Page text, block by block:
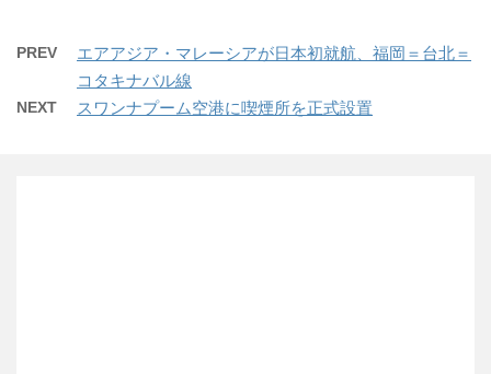
PREV
エアアジア・マレーシアが日本初就航、福岡＝台北＝
コタキナバル線
NEXT スワンナプーム空港に喫煙所を正式設置